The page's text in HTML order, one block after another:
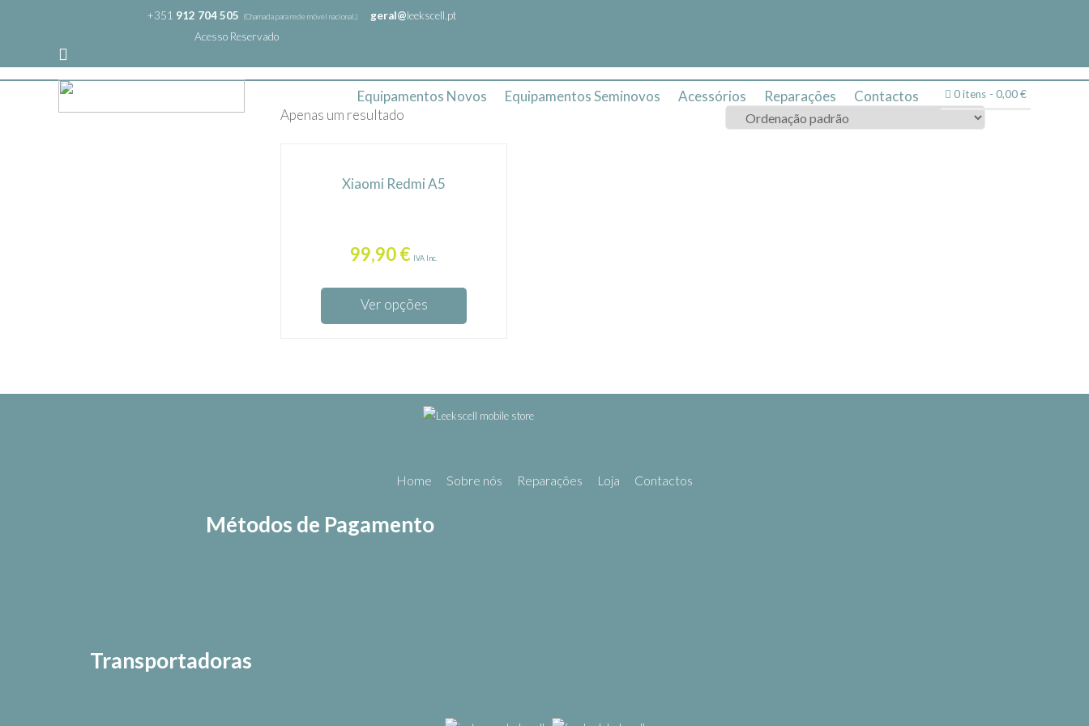
+351 912 704 505 (Chamada para rede móvel nacional.) geral@leekscell.pt
Acesso Reservado
Equipamentos Novos Equipamentos Seminovos Acessórios Reparações Contactos 0 itens 0,00 €
Apenas um resultado
Xiaomi Redmi A5
99,90€ IVA Inc.
Ver opções
Home Sobre nós Reparações Loja Contactos
Métodos de Pagamento
Transportadoras